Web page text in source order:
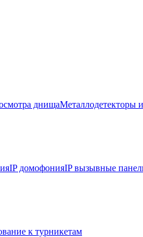
днищаМеталлодетекторы
IP домофонияIP вызывные
к турникетам